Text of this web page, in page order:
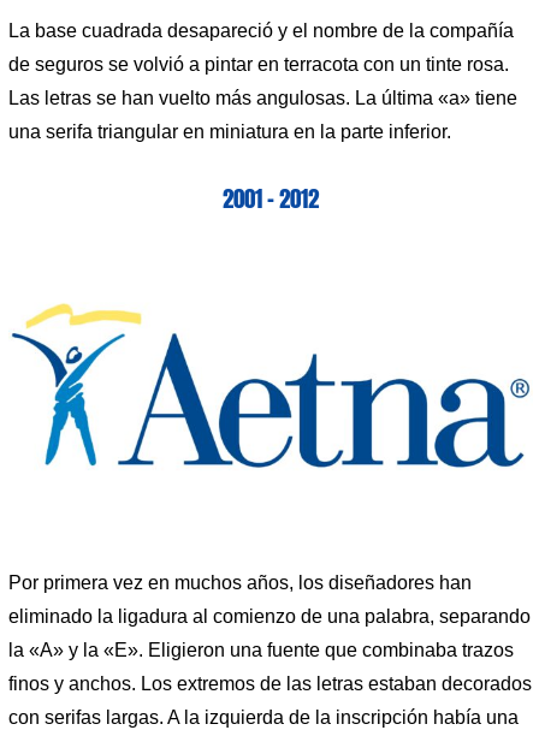
La base cuadrada desapareció y el nombre de la compañía
de seguros se volvió a pintar en terracota con un tinte rosa.
Las letras se han vuelto más angulosas. La última «a» tiene
una serifa triangular en miniatura en la parte inferior.
2001 – 2012
Por primera vez en muchos años, los diseñadores han
eliminado la ligadura al comienzo de una palabra, separando
la «A» y la «E». Eligieron una fuente que combinaba trazos
finos y anchos. Los extremos de las letras estaban decorados
con serifas largas. A la izquierda de la inscripción había una